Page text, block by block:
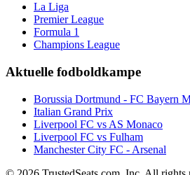
La Liga
Premier League
Formula 1
Champions League
Aktuelle fodboldkampe
Borussia Dortmund - FC Bayern
Italian Grand Prix
Liverpool FC vs AS Monaco
Liverpool FC vs Fulham
Manchester City FC - Arsenal